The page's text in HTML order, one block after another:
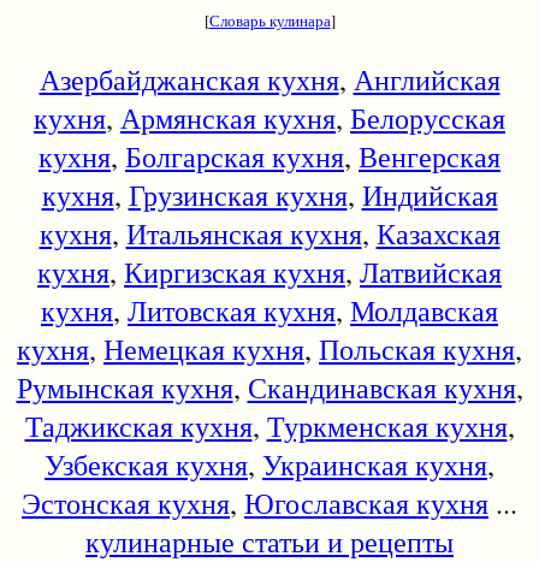
[Словарь кулинара]
Азербайджанская кухня, Английская
кухня, Армянская кухня, Белорусская
кухня, Болгарская кухня, Венгерская
кухня, Грузинская кухня, Индийская
кухня, Итальянская кухня, Казахская
кухня, Киргизская кухня, Латвийская
кухня, Литовская кухня, Молдавская
кухня, Немецкая кухня, Польская кухня,
Румынская кухня, Скандинавская кухня,
Таджикская кухня, Туркменская кухня,
Узбекская кухня, Украинская кухня,
Эстонская кухня, Югославская кухня ...
кулинарные статьи и рецепты